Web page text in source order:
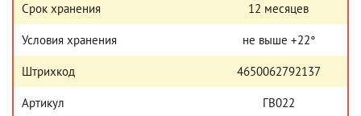
Срок хранения 12 месяцев
Условия хранения не выше +22°
Штрихкод 4650062792137
Артикул ГВ022